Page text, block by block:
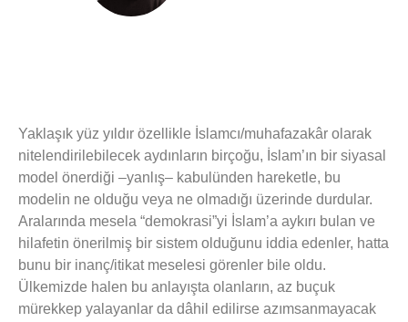
Yaklaşık yüz yıldır özellikle İslamcı/muhafazakâr olarak
nitelendirilebilecek aydınların birçoğu, İslam’ın bir siyasal
model önerdiği –yanlış– kabulünden hareketle, bu
modelin ne olduğu veya ne olmadığı üzerinde durdular.
Aralarında mesela “demokrasi”yi İslam’a aykırı bulan ve
hilafetin önerilmiş bir sistem olduğunu iddia edenler, hatta
bunu bir inanç/itikat meselesi görenler bile oldu.
Ülkemizde halen bu anlayışta olanların, az buçuk
mürekkep yalayanlar da dâhil edilirse azımsanmayacak